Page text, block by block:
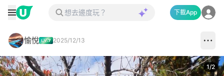
下載App
愉悅 2025/12/13
1/2